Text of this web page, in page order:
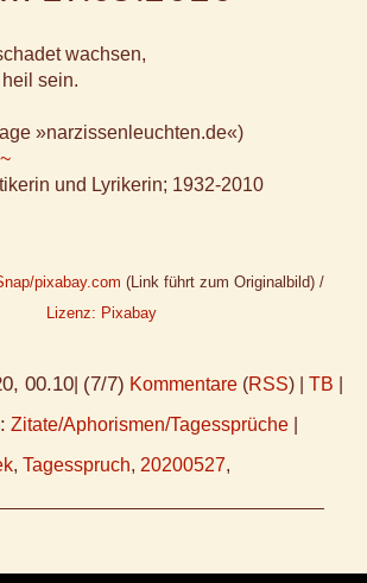
wachsen,
sein.
»narzissenleuchten.de«)
und Lyrikerin; 1932-2010
pixabay.com (Link führt zum Originalbild) /
Lizenz: Pixabay
00.10 (7/7) Kommentare (RSS) | TB
Zitate/Aphorismen/Tagessprüche
, Tagesspruch, 20200527,